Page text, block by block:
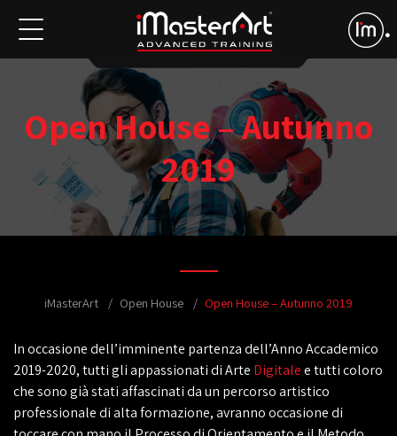
Open House – Autunno
2019
iMasterArt Open House Open House – Autunno 2019
In occasione dell’imminente partenza dell’Anno Accademico
2019-2020, tutti gli appassionati di Arte Digitalee tutti coloro
che sono già stati affascinati da un percorso artistico
professionale di alta formazione, avranno occasione di